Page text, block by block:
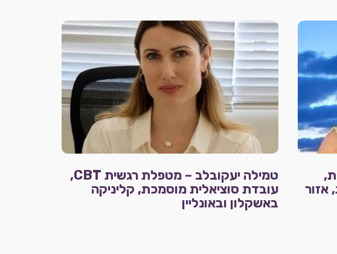
אזור
טמילה יעקובלב – מטפלת רגשית CBT,
עובדת סוציאלית מוסמכת, קליניקה
באשקלון ובאונליין